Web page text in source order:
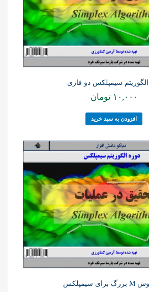
۱۰,۰۰۰ تومان
افزودن به سبد خرید